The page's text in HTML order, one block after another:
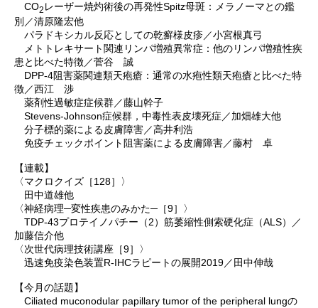
CO2 レーザー焼灼術後の再発性Spitz母斑：メラノーマとの鑑
別／清原隆宏他
パラドキシカル反応としての乾癬様皮疹／小宮根真弓
メトトレキサート関連リンパ増殖異常症：他のリンパ増殖性疾
患と比べた特徴／菅谷 誠
DPP-4阻害薬関連類天疱瘡：通常の水疱性類天疱瘡と比べた特
徴／西江 渉
薬剤性過敏症症候群／藤山幹子
Stevens-Johnson症候群，中毒性表皮壊死症／加畑雄大他
分子標的薬による皮膚障害／高井利浩
免疫チェックポイント阻害薬による皮膚障害／藤村 卓
【連載】
〈マクロクイズ［128］〉
田中道雄他
〈神経病理─変性疾患のみかた─［9］〉
TDP-43プロテイノパチー（2）筋萎縮性側索硬化症（ALS）／
加藤信介他
〈次世代病理技術講座［9］〉
迅速免疫染色装置R-IHCラピートの展開2019／田中伸哉
【今月の話題】
Ciliated muconodular papillary tumor of the peripheral lungの